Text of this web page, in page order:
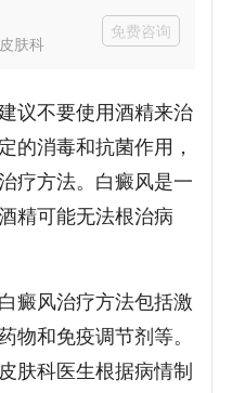
肤科
免费咨询
议不要使用酒精来治
的消毒和抗菌作用，
疗方法。白癜风是一
精可能无法根治病
癜风治疗方法包括激
物和免疫调节剂等。
肤科医生根据病情制